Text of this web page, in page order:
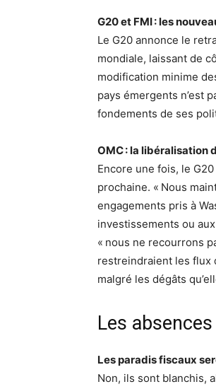
G20 et FMI : les
Le G20 annonce le
mondiale, laissant de
modification minime
pays émergents n’est
fondements de ses
OMC : la libéralisation
Encore une fois, le
prochaine. « Nous
engagements pris à
investissements ou
« nous ne recourrons
restreindraient les flux
malgré les dégâts
Les absences
Les paradis fiscaux
Non, ils sont blanchis,